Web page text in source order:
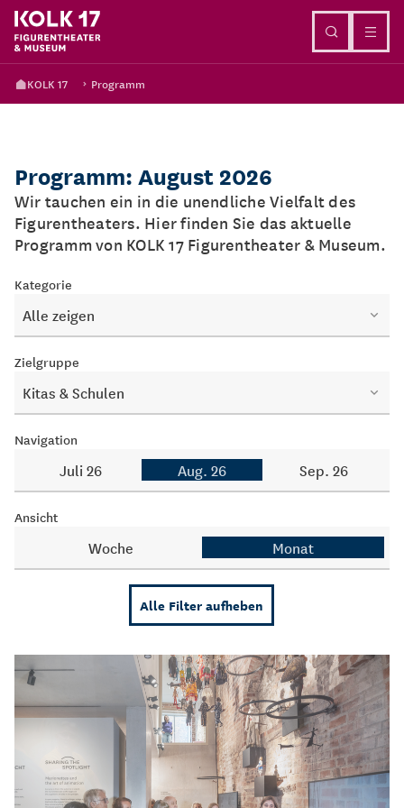
KOLK 17 Programm
Programm: August 2026
Wir tauchen ein in die unendliche Vielfalt des
Figurentheaters. Hier finden Sie das aktuelle
Programm von KOLK 17 Figurentheater & Museum.
Kategorie
Alle zeigen
Zielgruppe
Kitas & Schulen
Navigation
Juli 26 Aug. 26 Sep. 26
Ansicht
Woche Monat
Alle Filter aufheben